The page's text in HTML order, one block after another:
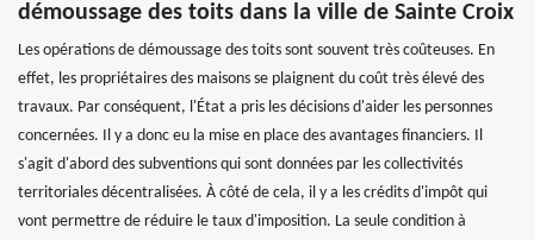
démoussage des toits dans la ville de Sainte Croix
Les opérations de démoussage des toits sont souvent très coûteuses. En
effet, les propriétaires des maisons se plaignent du coût très élevé des
travaux. Par conséquent, l'État a pris les décisions d'aider les personnes
concernées. Il y a donc eu la mise en place des avantages financiers. Il
s'agit d'abord des subventions qui sont données par les collectivités
territoriales décentralisées. À côté de cela, il y a les crédits d'impôt qui
vont permettre de réduire le taux d'imposition. La seule condition à